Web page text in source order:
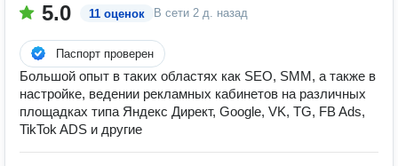
5.0 11 оценок В сети 2 д. назад
Паспорт проверен
Большой опыт в таких областях как SEO, SMM, а также в
настройке, ведении рекламных кабинетов на различных
площадках типа Яндекс Директ, Google, VK, TG, FB Ads,
TikTok ADS и другие